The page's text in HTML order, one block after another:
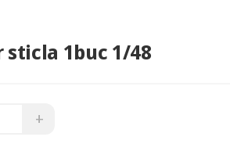
sticla 1buc 1/48
+